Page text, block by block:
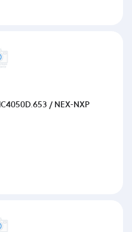
/ NEX-NXP